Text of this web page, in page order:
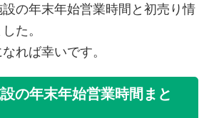
の年末年始営業時間と初売り情
た。
れば幸いです。
の年末年始営業時間まと